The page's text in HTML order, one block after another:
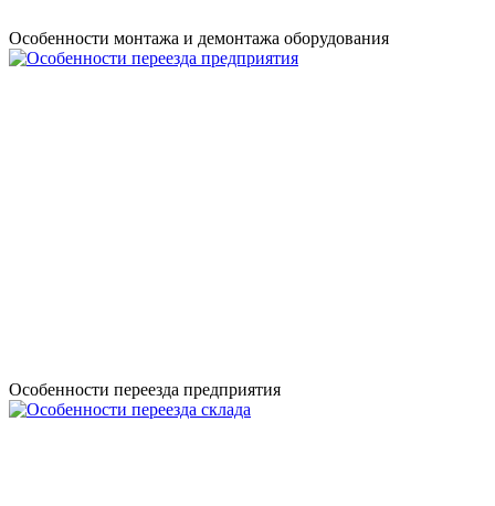
Особенности монтажа и демонтажа оборудования
Особенности переезда предприятия